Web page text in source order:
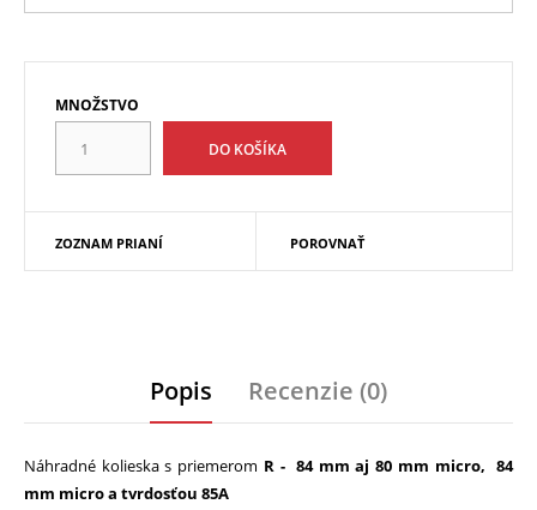
MNOŽSTVO
ZOZNAM PRIANÍ POROVNAŤ
Popis Recenzie (0)
Náhradné kolieska s priemerom R - 84 mm aj 80 mm micro, 84
mm micro a tvrdosťou 85A